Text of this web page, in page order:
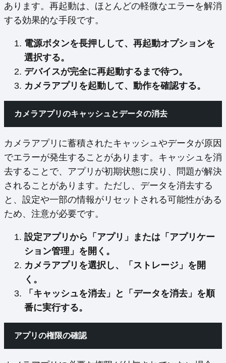
あります。再起動は、ほとんどの軽微なエラーを解消
する効果的な手段です。
電源ボタンを長押しして、再起動オプションを
選択する。
デバイスが完全に再起動するまで待つ。
カメラアプリを起動して、動作を確認する。
カメラアプリのキャッシュとデータの消去
カメラアプリに蓄積されたキャッシュやデータが原因
でエラーが発生することがあります。キャッシュを消
去することで、アプリが初期状態に戻り、問題が解決
されることがあります。ただし、データを消去する
と、設定や一部の情報がリセットされる可能性がある
ため、注意が必要です。
設定アプリから「アプリ」または「アプリケー
ション管理」を開く。
カメラアプリを選択し、「ストレージ」を開
く。
「キャッシュを消去」と「データを消去」を順
番に実行する。
アプリの権限の確認